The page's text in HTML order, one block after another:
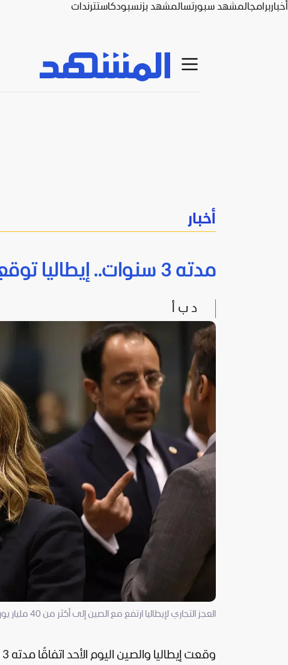
أخباربرامجالمشهد سبورتسالمشهد بزنسبودكاستترندات
أخبار
مدته 3 سنوات.. إيطاليا توقع اتفاقا اقتصاديا مع الصين
د ب أ
العجز التجاري لإيطاليا ارتفع مع الصين إلى أكثر من 40 مليار يورو (إكس)